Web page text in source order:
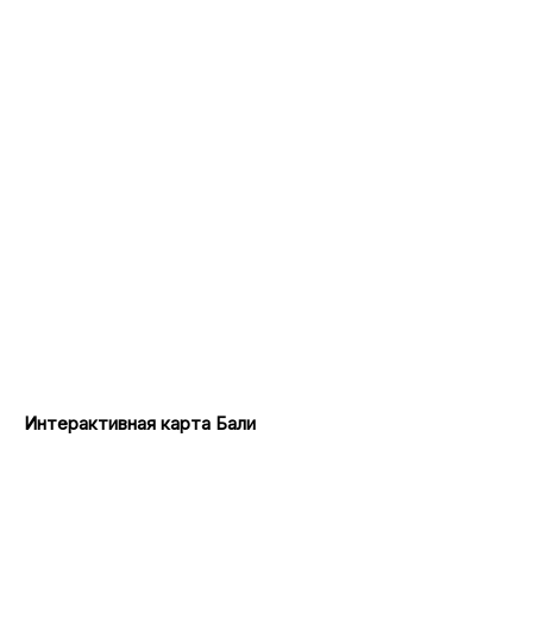
Интерактивная карта Бали